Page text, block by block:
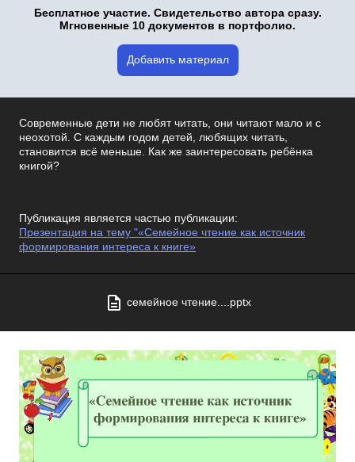
Бесплатное участие. Свидетельство автора сразу.
Мгновенные 10 документов в портфолио.
Добавить материал
Современные дети не любят читать, они читают мало и с
неохотой. С каждым годом детей, любящих читать,
становится всё меньше. Как же заинтересовать ребёнка
книгой?
Публикация является частью публикации:
Презентация на тему "«Семейное чтение как источник
формирования интереса к книге»
семейное чтение....pptx